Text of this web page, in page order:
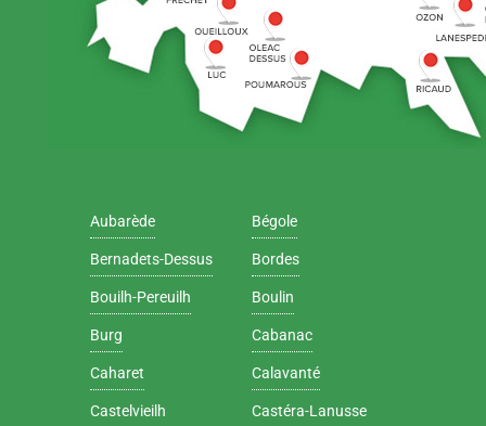
Aubarède Bégole
Bernadets-Dessus Bordes
Bouilh-Pereuilh Boulin
Burg Cabanac
Caharet Calavanté
Castelvieilh Castéra-Lanusse